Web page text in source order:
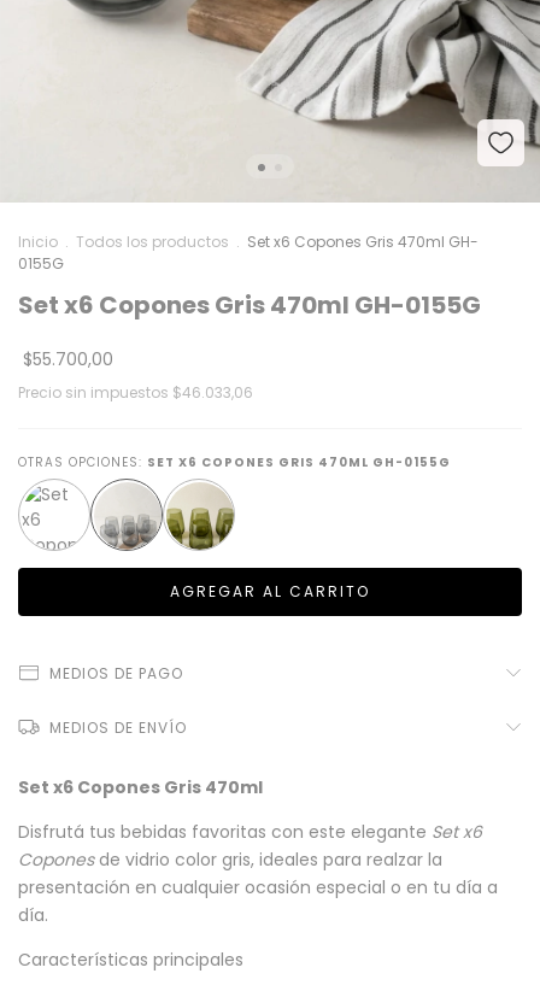
Inicio . Todos los productos . Set x6 Copones Gris 470ml GH-
0155G
Set x6 Copones Gris 470ml GH-0155G
$55.700,00
Precio sin impuestos $46.033,06
OTRAS OPCIONES: SET X6 COPONES GRIS 470ML GH-0155G
MEDIOS DE PAGO
MEDIOS DE ENVÍO
Set x6 Copones Gris 470ml
Disfrutá tus bebidas favoritas con este elegante Set x6
Coponesde vidrio color gris, ideales para realzar la
presentación en cualquier ocasión especial o en tu día a
día.
Características principales